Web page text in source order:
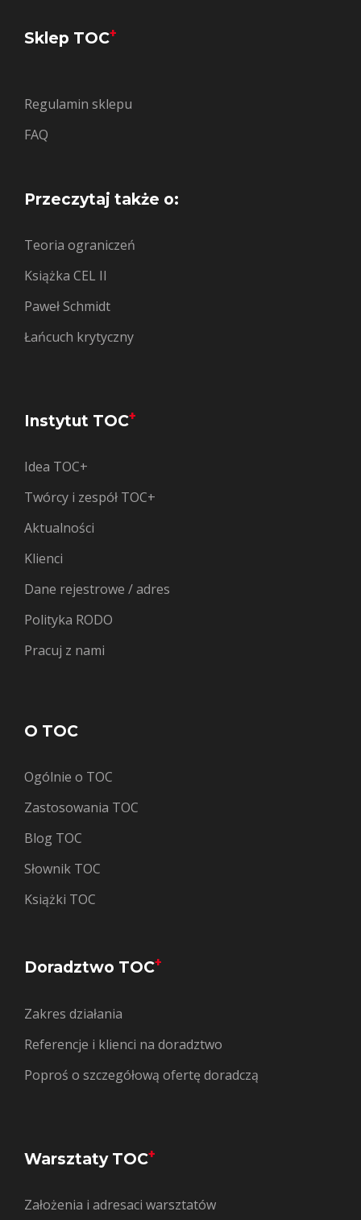
Sklep TOC+
Regulamin sklepu
FAQ
Przeczytaj także o:
Teoria ograniczeń
Książka CEL II
Paweł Schmidt
Łańcuch krytyczny
Instytut TOC+
Idea TOC+
Twórcy i zespół TOC+
Aktualności
Klienci
Dane rejestrowe / adres
Polityka RODO
Pracuj z nami
O TOC
Ogólnie o TOC
Zastosowania TOC
Blog TOC
Słownik TOC
Książki TOC
Doradztwo TOC+
Zakres działania
Referencje i klienci na doradztwo
Poproś o szczegółową ofertę doradczą
Warsztaty TOC+
Założenia i adresaci warsztatów